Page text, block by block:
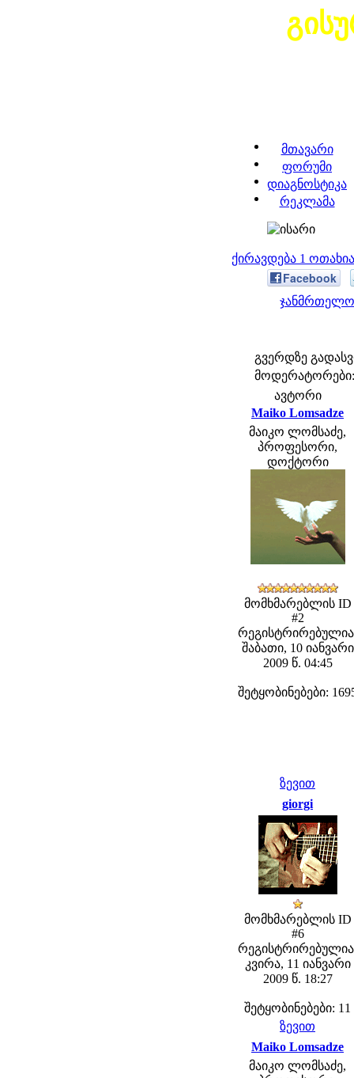
მთავარი
ფორუმი
დიაგნოსტიკა
რეკლამა
ქირავდება 1
Facebook
გვერდზე
მოდერატორები:
ავტორი
Maiko Lomsadze
მაიკო ლომსაძე,
პროფესორი,
დოქტორი
მომხმარებლის ID
#2
შაბათი, 10 იანვარი
2009 წ. 04:45
შეტყობინებები:
ზევით
giorgi
მომხმარებლის ID
#6
კვირა, 11 იანვარი
2009 წ. 18:27
შეტყობინებები: 11
ზევით
Maiko Lomsadze
მაიკო ლომსაძე,